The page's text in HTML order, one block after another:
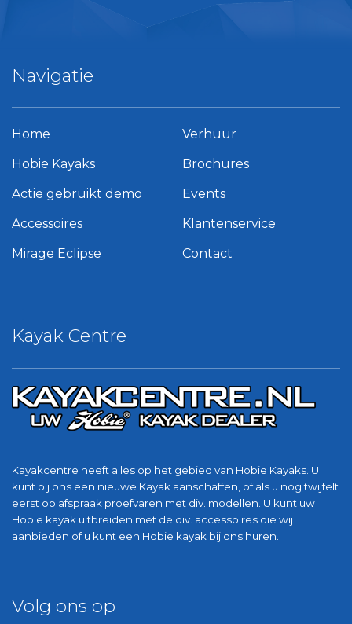
Kayak Centre
Kayakcentre heeft alles op het gebied van Hobie Kayaks. U
kunt bij ons een nieuwe Kayak aanschaffen, of als u nog twijfelt
eerst op afspraak proefvaren met div. modellen. U kunt uw
Hobie kayak uitbreiden met de div. accessoires die wij
aanbieden of u kunt een Hobie kayak bij ons huren.
Navigatie
Home
Hobie Kayaks
Actie gebruikt demo
Accessoires
Mirage Eclipse
Verhuur
Brochures
Events
Klantenservice
Contact
Volg ons op